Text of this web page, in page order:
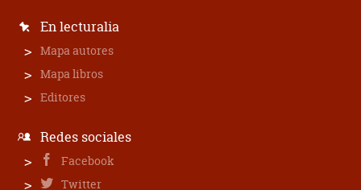
En lecturalia
Mapa autores
Mapa libros
Editores
Redes sociales
Facebook
Twitter